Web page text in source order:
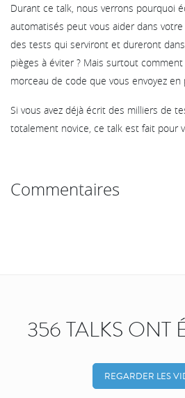
Durant ce talk, nous verrons pourquoi
automatisés peut vous aider dans
des tests qui serviront et dureront
pièges à éviter ? Mais surtout
morceau de code que vous envoyez
Si vous avez déjà écrit des milliers de
totalement novice, ce talk est fait pour
Commentaires
356 TALKS ONT
REGARDER LES